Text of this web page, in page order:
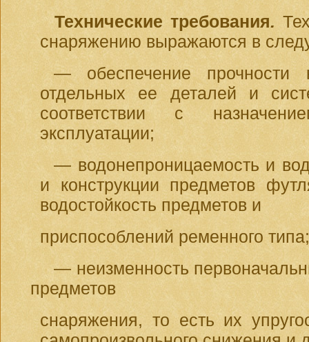
Технические требования.
снаряжению выражаются в
— обеспечение прочности
отдельных ее деталей и
соответствии с
эксплуатации;
— водонепроницаемость и
и конструкции предметов
водостойкость предметов и
приспособлений ременного
— неизменность
предметов
снаряжения, то есть их